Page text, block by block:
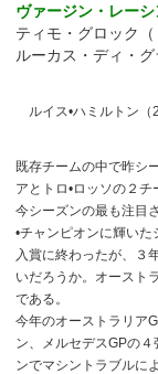
ヴァージン・レー
ティモ・グロック（
ルーカス・ディ・グ
ルイス•ハミルトン（
既存チームの中で昨シ
アとトロ•ロッソの２チ
今シーズンの最も注目
•チャンピオンに輝い
入賞に終わったが、３
いだろうか。オースト
である。
今年のオーストラリア
ン、メルセデスGPの
ンでマシントラブルに